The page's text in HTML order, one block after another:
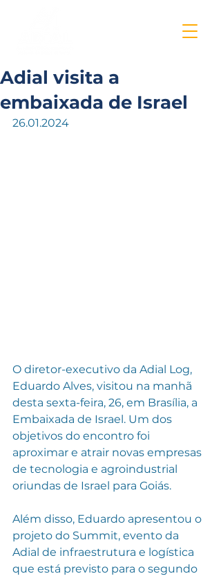
Adial visita a
embaixada de Israel
26.01.2024
O diretor-executivo da Adial Log,
Eduardo Alves, visitou na manhã
desta sexta-feira, 26, em Brasília, a
Embaixada de Israel. Um dos
objetivos do encontro foi
aproximar e atrair novas empresas
de tecnologia e agroindustrial
oriundas de Israel para Goiás.
Além disso, Eduardo apresentou o
projeto do Summit, evento da
Adial de infraestrutura e logística
que está previsto para o segundo